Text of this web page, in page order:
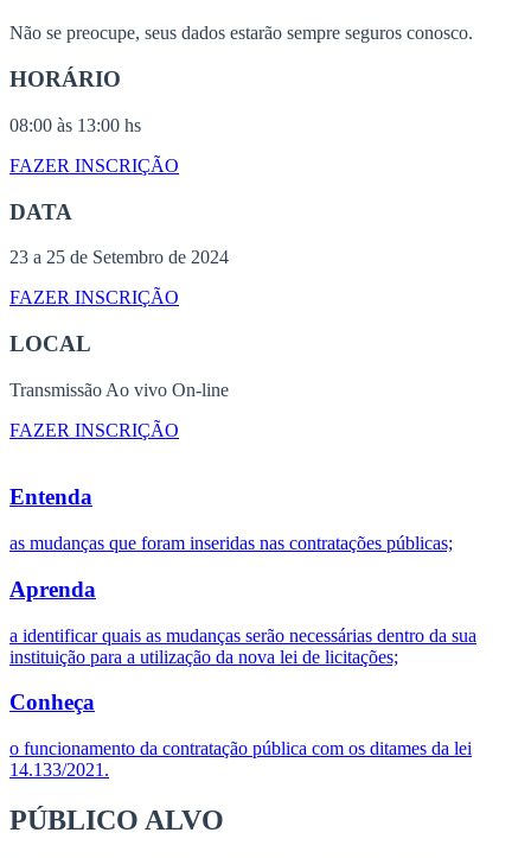
Não se preocupe, seus dados estarão sempre seguros conosco.
HORÁRIO
08:00 às 13:00 hs
FAZER INSCRIÇÃO
DATA
23 a 25 de Setembro de 2024
FAZER INSCRIÇÃO
LOCAL
Transmissão Ao vivo On-line
FAZER INSCRIÇÃO
Entenda
as mudanças que foram inseridas nas contratações públicas;
Aprenda
a identificar quais as mudanças serão necessárias dentro da sua
instituição para a utilização da nova lei de licitações;
Conheça
o funcionamento da contratação pública com os ditames da lei
14.133/2021.
PÚBLICO ALVO